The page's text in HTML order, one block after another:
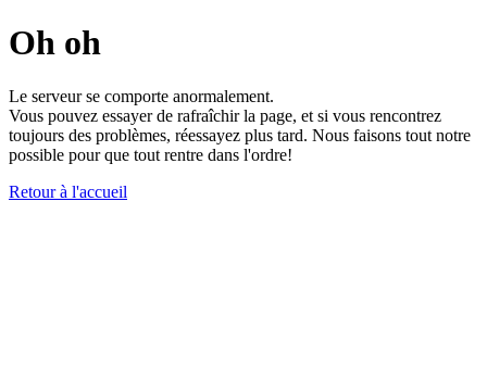
Oh oh
Le serveur se comporte anormalement.
Vous pouvez essayer de rafraîchir la page, et si vous rencontrez
toujours des problèmes, réessayez plus tard. Nous faisons tout notre
possible pour que tout rentre dans l'ordre!
Retour à l'accueil